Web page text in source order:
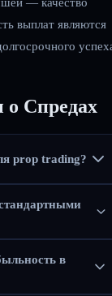
— качество
выплат являются
о Спредах
prop trading?
в